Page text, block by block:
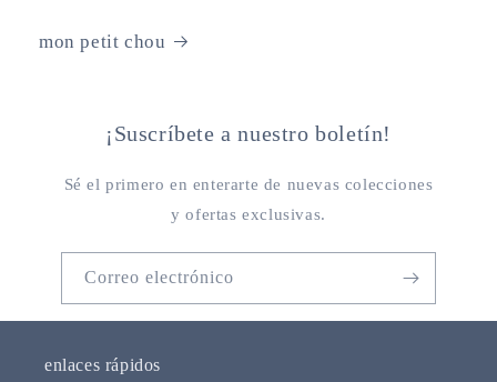
mon petit chou
¡Suscríbete a nuestro boletín!
Sé el primero en enterarte de nuevas colecciones
y ofertas exclusivas.
Correo electrónico
enlaces rápidos